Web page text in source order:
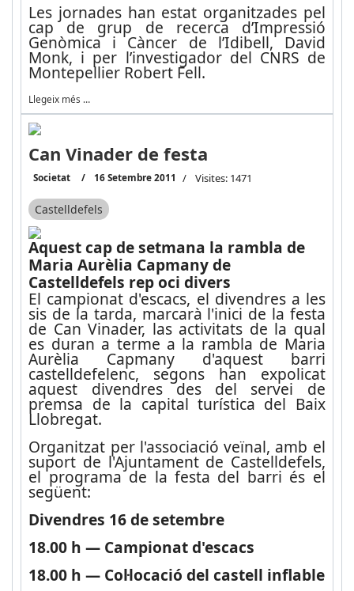
Les jornades han estat organitzades pel
cap de grup de recerca d’Impressió
Genòmica i Càncer de l’Idibell, David
Monk, i per l’investigador del CNRS de
Montepellier Robert Fell.
Llegeix més …
Can Vinader de festa
Societat 16 Setembre 2011 Visites: 1471
Castelldefels
Aquest cap de setmana la rambla de
Maria Aurèlia Capmany de
Castelldefels rep oci divers
El campionat d'escacs, el divendres a les
sis de la tarda, marcarà l'inici de la festa
de Can Vinader, las activitats de la qual
es duran a terme a la rambla de Maria
Aurèlia Capmany d'aquest barri
castelldefelenc, segons han expolicat
aquest divendres des del servei de
premsa de la capital turística del Baix
Llobregat.
Organitzat per l'associació veïnal, amb el
suport de l'Ajuntament de Castelldefels,
el programa de la festa del barri és el
següent:
Divendres 16 de setembre
18.00 h — Campionat d'escacs
18.00 h — Col·locació del castell inflable